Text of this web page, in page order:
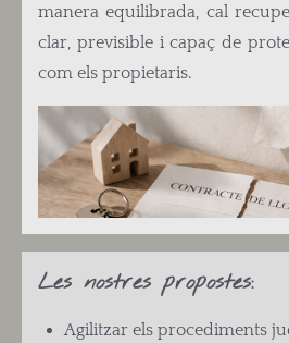
manera equilibrada, cal
clar, previsible i capaç de
com els propietaris.
Les nostres propostes:
Agilitzar els procediments